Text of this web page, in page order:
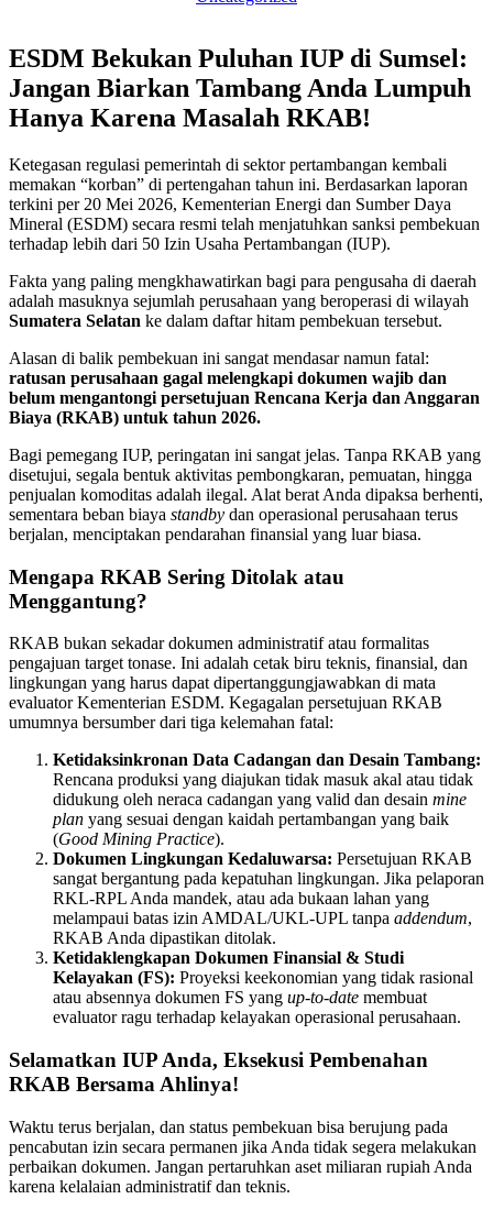
ESDM Bekukan Puluhan IUP di Sumsel:
Jangan Biarkan Tambang Anda Lumpuh
Hanya Karena Masalah RKAB!
Ketegasan regulasi pemerintah di sektor pertambangan kembali
memakan “korban” di pertengahan tahun ini. Berdasarkan laporan
terkini per 20 Mei 2026, Kementerian Energi dan Sumber Daya
Mineral (ESDM) secara resmi telah menjatuhkan sanksi pembekuan
terhadap lebih dari 50 Izin Usaha Pertambangan (IUP).
Fakta yang paling mengkhawatirkan bagi para pengusaha di daerah
adalah masuknya sejumlah perusahaan yang beroperasi di wilayah
Sumatera Selatan ke dalam daftar hitam pembekuan tersebut.
Alasan di balik pembekuan ini sangat mendasar namun fatal:
ratusan perusahaan gagal melengkapi dokumen wajib dan
belum mengantongi persetujuan Rencana Kerja dan Anggaran
Biaya (RKAB) untuk tahun 2026.
Bagi pemegang IUP, peringatan ini sangat jelas. Tanpa RKAB yang
disetujui, segala bentuk aktivitas pembongkaran, pemuatan, hingga
penjualan komoditas adalah ilegal. Alat berat Anda dipaksa berhenti,
sementara beban biaya standby dan operasional perusahaan terus
berjalan, menciptakan pendarahan finansial yang luar biasa.
Mengapa RKAB Sering Ditolak atau
Menggantung?
RKAB bukan sekadar dokumen administratif atau formalitas
pengajuan target tonase. Ini adalah cetak biru teknis, finansial, dan
lingkungan yang harus dapat dipertanggungjawabkan di mata
evaluator Kementerian ESDM. Kegagalan persetujuan RKAB
umumnya bersumber dari tiga kelemahan fatal:
Ketidaksinkronan Data Cadangan dan Desain Tambang:
Rencana produksi yang diajukan tidak masuk akal atau tidak
didukung oleh neraca cadangan yang valid dan desain mine
plan yang sesuai dengan kaidah pertambangan yang baik
(Good Mining Practice).
Dokumen Lingkungan Kedaluwarsa: Persetujuan RKAB
sangat bergantung pada kepatuhan lingkungan. Jika pelaporan
RKL-RPL Anda mandek, atau ada bukaan lahan yang
melampaui batas izin AMDAL/UKL-UPL tanpa addendum,
RKAB Anda dipastikan ditolak.
Ketidaklengkapan Dokumen Finansial & Studi
Kelayakan (FS): Proyeksi keekonomian yang tidak rasional
atau absennya dokumen FS yang up-to-date membuat
evaluator ragu terhadap kelayakan operasional perusahaan.
Selamatkan IUP Anda, Eksekusi Pembenahan
RKAB Bersama Ahlinya!
Waktu terus berjalan, dan status pembekuan bisa berujung pada
pencabutan izin secara permanen jika Anda tidak segera melakukan
perbaikan dokumen. Jangan pertaruhkan aset miliaran rupiah Anda
karena kelalaian administratif dan teknis.